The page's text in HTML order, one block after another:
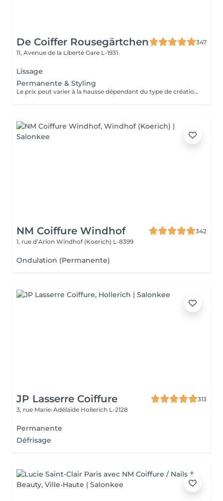
De Coiffer Rousegärtchen
347
11, Avenue de la Liberté Gare L-1931
Lissage
Permanente & Styling
Le prix peut varier à la hausse dépendant du type de création finalement réalisée.
NM Coiffure Windhof
342
1, rue d’Arlon Windhof (Koerich) L-8399
Ondulation (Permanente)
JP Lasserre Coiffure
313
3, rue Marie-Adélaïde Hollerich L-2128
Permanente
Défrisage